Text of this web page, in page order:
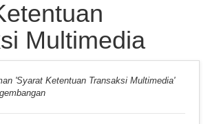
Multimedia
'Syarat Ketentuan Transaksi Multimedia'